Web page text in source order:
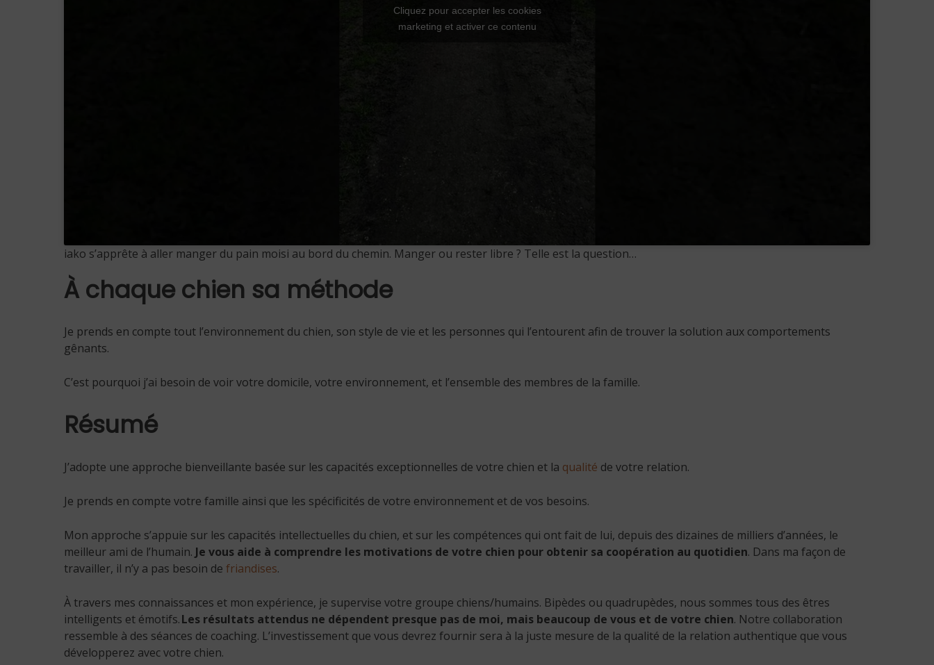
Cliquez pour accepter les cookies
marketing et activer ce contenu
iako s’apprête à aller manger du pain moisi au bord du chemin. Manger ou rester libre ? Telle est la question…
À chaque chien sa méthode
Je prends en compte tout l’environnement du chien, son style de vie et les personnes qui l’entourent afin de trouver la solution aux comportements
gênants.
C’est pourquoi j’ai besoin de voir votre domicile, votre environnement, et l’ensemble des membres de la famille.
Résumé
J’adopte une approche bienveillante basée sur les capacités exceptionnelles de votre chien et la qualité de votre relation.
Je prends en compte votre famille ainsi que les spécificités de votre environnement et de vos besoins.
Mon approche s’appuie sur les capacités intellectuelles du chien, et sur les compétences qui ont fait de lui, depuis des dizaines de milliers d’années, le
meilleur ami de l’humain. Je vous aide à comprendre les motivations de votre chien pour obtenir sa coopération au quotidien. Dans ma façon de
travailler, il n’y a pas besoin de friandises.
À travers mes connaissances et mon expérience, je supervise votre groupe chiens/humains. Bipèdes ou quadrupèdes, nous sommes tous des êtres
intelligents et émotifs.Les résultats attendus ne dépendent presque pas de moi, mais beaucoup de vous et de votre chien. Notre collaboration
ressemble à des séances de coaching. L’investissement que vous devrez fournir sera à la juste mesure de la qualité de la relation authentique que vous
développerez avec votre chien.